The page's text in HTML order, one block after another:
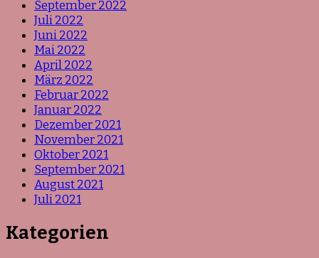
September 2022
Juli 2022
Juni 2022
Mai 2022
April 2022
März 2022
Februar 2022
Januar 2022
Dezember 2021
November 2021
Oktober 2021
September 2021
August 2021
Juli 2021
Kategorien